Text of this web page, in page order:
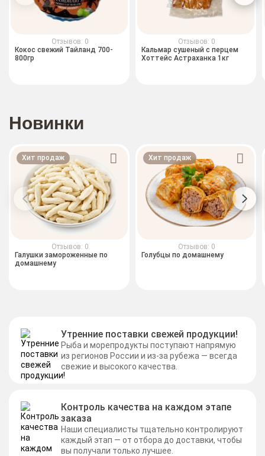
Отзывов: 0
Кокос свежий Тайланд 700-
800гр
Отзывов: 0
Кальмар сушеный с перцем
Хоттейс Астраханка 1кг
Новинки
Хит продаж
Отзывов: 0
Галушки замороженные по
домашнему
Хит продаж
Отзывов: 0
Голубцы по домашнему
Утренние поставки свежей продукции!
Рыба и морепродукты поступают напрямую
из регионов России и из-за рубежа — всегда
свежие и высокого качества.
Контроль качества на каждом этапе
заказа
Наши специалисты тщательно контролируют
каждый этап — от отбора до доставки, чтобы
вы получали только лучшее.